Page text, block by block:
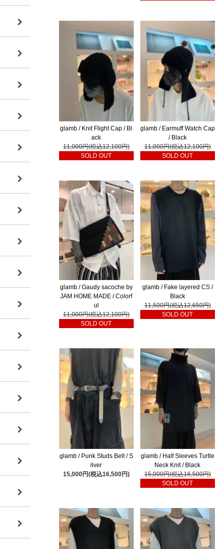
glamb / Knit Flight Cap / Bl
ack
11,000円(税込12,100円)
SOLD OUT
glamb / Earmuff Watch Cap
/ Black
11,000円(税込12,100円)
SOLD OUT
glamb / Gaudy sacoche by
JAM HOME MADE / Colorf
ul
11,000円(税込12,100円)
SOLD OUT
glamb / Fake layered CS /
Black
11,500円(税込12,650円)
SOLD OUT
glamb / Punk Studs Belt / S
ilver
15,000円(税込16,500円)
glamb / Half Sleeves Turtle
Neck Knit / Black
15,000円(税込16,500円)
SOLD OUT